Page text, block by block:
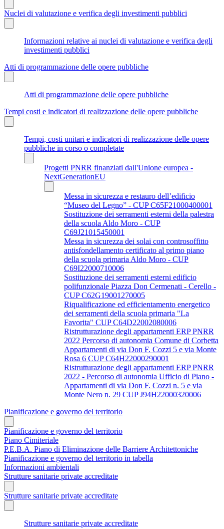
Nuclei di valutazione e verifica degli investimenti pubblici
Informazioni relative ai nuclei di valutazione e verifica degli
investimenti pubblici
Atti di programmazione delle opere pubbliche
Atti di programmazione delle opere pubbliche
Tempi costi e indicatori di realizzazione delle opere pubbliche
Tempi, costi unitari e indicatori di realizzazione delle opere
pubbliche in corso o completate
Progetti PNRR finanziati dall'Unione europea -
NextGenerationEU
Messa in sicurezza e restauro dell’edificio
“Museo del Legno” - CUP C65F21000400001
Sostituzione dei serramenti esterni della palestra
della scuola Aldo Moro - CUP
C69J21015450001
Messa in sicurezza dei solai con controsoffitto
antisfondellamento certificato al primo piano
della scuola primaria Aldo Moro - CUP
C69I22000710006
Sostituzione dei serramenti esterni edificio
polifunzionale Piazza Don Cermenati - Cerello -
CUP C62G19001270005
Riqualificazione ed efficientamento energetico
dei serramenti della scuola primaria "La
Favorita" CUP C64D22002080006
Ristrutturazione degli appartamenti ERP PNRR
2022 Percorso di autonomia Comune di Corbetta
Appartamenti di via Don F. Cozzi 5 e via Monte
Rosa 6 CUP C64H22000290001
Ristrutturazione degli appartamenti ERP PNRR
2022 - Percorso di autonomia Ufficio di Piano -
Appartamenti di via Don F. Cozzi n. 5 e via
Monte Nero n. 29 CUP J94H22000320006
Pianificazione e governo del territorio
Pianificazione e governo del territorio
Piano Cimiteriale
P.E.B.A. Piano di Eliminazione delle Barriere Architettoniche
Pianificazione e governo del territorio in tabella
Informazioni ambientali
Strutture sanitarie private accreditate
Strutture sanitarie private accreditate
Strutture sanitarie private accreditate